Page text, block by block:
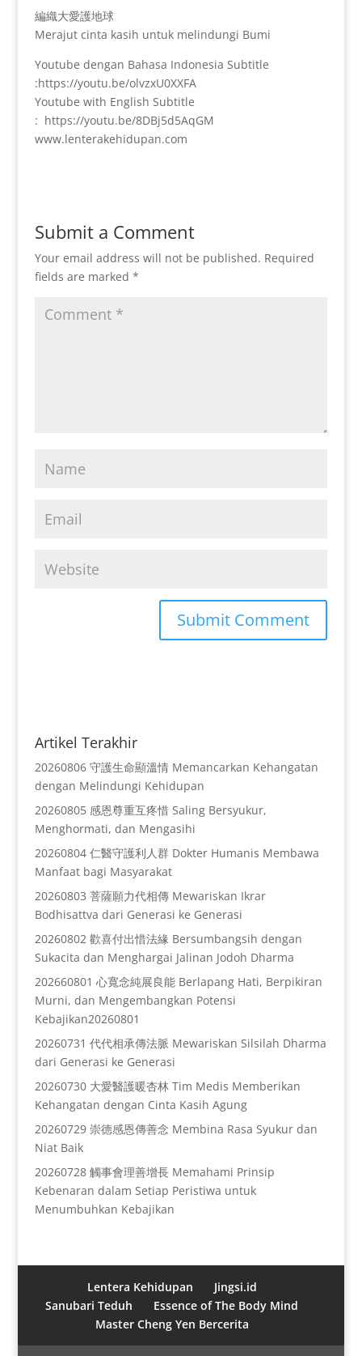
編織大愛護地球
Merajut cinta kasih untuk melindungi Bumi
Youtube dengan Bahasa Indonesia Subtitle
:https://youtu.be/olvzxU0XXFA
Youtube with English Subtitle
: https://youtu.be/8DBj5d5AqGM
www.lenterakehidupan.com
Submit a Comment
Your email address will not be published. Required
fields are marked *
Artikel Terakhir
20260806 守護生命顯溫情 Memancarkan Kehangatan
dengan Melindungi Kehidupan
20260805 感恩尊重互疼惜 Saling Bersyukur,
Menghormati, dan Mengasihi
20260804 仁醫守護利人群 Dokter Humanis Membawa
Manfaat bagi Masyarakat
20260803 菩薩願力代相傳 Mewariskan Ikrar
Bodhisattva dari Generasi ke Generasi
20260802 歡喜付出惜法緣 Bersumbangsih dengan
Sukacita dan Menghargai Jalinan Jodoh Dharma
202660801 心寬念純展良能 Berlapang Hati, Berpikiran
Murni, dan Mengembangkan Potensi
Kebajikan20260801
20260731 代代相承傳法脈 Mewariskan Silsilah Dharma
dari Generasi ke Generasi
20260730 大愛醫護暖杏林 Tim Medis Memberikan
Kehangatan dengan Cinta Kasih Agung
20260729 崇德感恩傳善念 Membina Rasa Syukur dan
Niat Baik
20260728 觸事會理善增長 Memahami Prinsip
Kebenaran dalam Setiap Peristiwa untuk
Menumbuhkan Kebajikan
Lentera Kehidupan
Jingsi.id
Sanubari Teduh
Essence of The Body Mind
Master Cheng Yen Bercerita